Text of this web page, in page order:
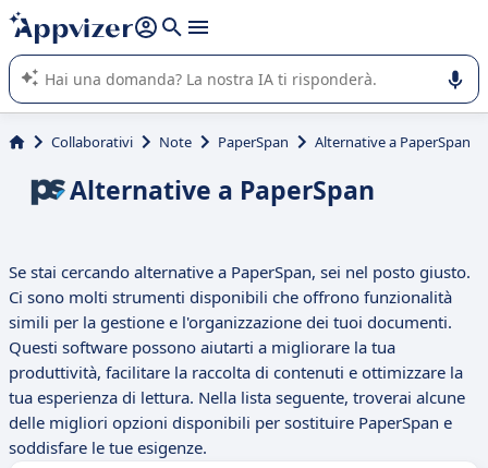
righe con
shift + enter
L'IA di Appvizer vi guida nell'utilizzo o nella scelta di un
software SaaS per la vostra azienda.
Collaborativi Note PaperSpan Alternative a PaperSpan
Alternative a PaperSpan
Se stai cercando alternative a PaperSpan, sei nel posto giusto.
Ci sono molti strumenti disponibili che offrono funzionalità
simili per la gestione e l'organizzazione dei tuoi documenti.
Questi software possono aiutarti a migliorare la tua
produttività, facilitare la raccolta di contenuti e ottimizzare la
tua esperienza di lettura. Nella lista seguente, troverai alcune
delle migliori opzioni disponibili per sostituire PaperSpan e
soddisfare le tue esigenze.